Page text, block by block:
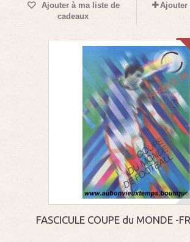
Ajouter à ma liste de
cadeaux
Ajouter
FASCICULE COUPE du MONDE -